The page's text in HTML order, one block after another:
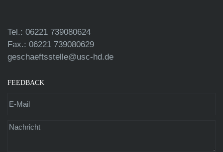
Tel.: 06221 739080624
Fax.: 06221 739080629
geschaeftsstelle@usc-hd.de
FEEDBACK